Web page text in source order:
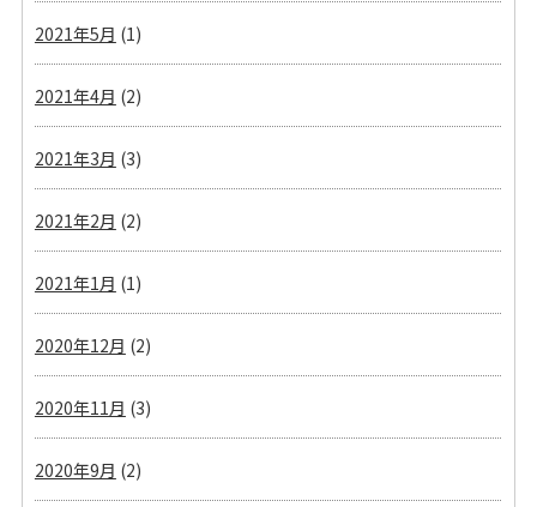
2021年5月 (1)
2021年4月 (2)
2021年3月 (3)
2021年2月 (2)
2021年1月 (1)
2020年12月 (2)
2020年11月 (3)
2020年9月 (2)